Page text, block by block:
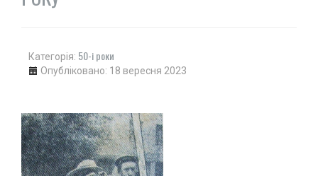
Категорія: 50-і роки
Опубліковано: 18 вересня 2023